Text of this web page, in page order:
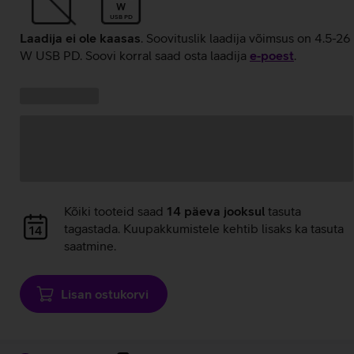
W
USB PD
Laadija ei ole kaasas. Soovituslik laadija võimsus on 4.5-26
W USB PD. Soovi korral saad osta laadija e‑poest.
Andmete
laadimine
Kõiki tooteid saad 14 päeva jooksul tasuta
tagastada. Kuupakkumistele kehtib lisaks ka tasuta
saatmine.
Lisan ostukorvi